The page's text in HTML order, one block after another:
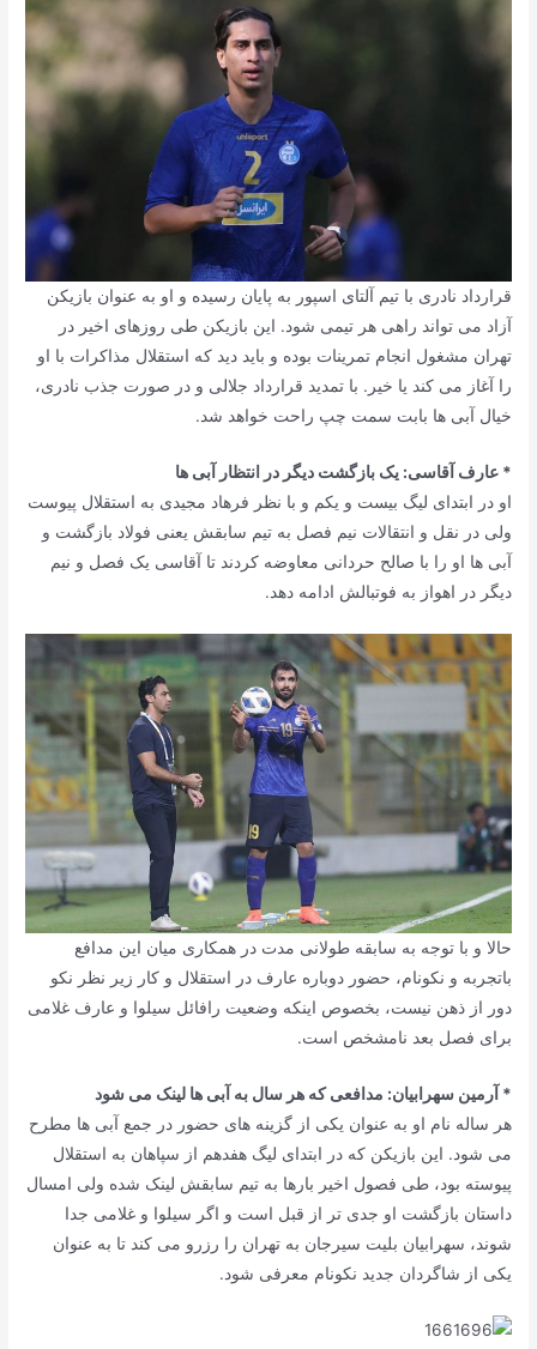
قرارداد نادری با تیم آلتای اسپور به پایان رسیده و او به عنوان بازیکن
آزاد می تواند راهی هر تیمی شود. این بازیکن طی روزهای اخیر در
تهران مشغول انجام تمرینات بوده و باید دید که استقلال مذاکرات با او
را آغاز می کند یا خیر. با تمدید قرارداد جلالی و در صورت جذب نادری،
خیال آبی ها بابت سمت چپ راحت خواهد شد.
* عارف آقاسی: یک بازگشت دیگر در انتظار آبی ها
او در ابتدای لیگ بیست و یکم و با نظر فرهاد مجیدی به استقلال پیوست
ولی در نقل و انتقالات نیم فصل به تیم سابقش یعنی فولاد بازگشت و
آبی ها او را با صالح حردانی معاوضه کردند تا آقاسی یک فصل و نیم
دیگر در اهواز به فوتبالش ادامه دهد.
حالا و با توجه به سابقه طولانی مدت در همکاری میان این مدافع
باتجربه و نکونام، حضور دوباره عارف در استقلال و کار زیر نظر نکو
دور از ذهن نیست، بخصوص اینکه وضعیت رافائل سیلوا و عارف غلامی
برای فصل بعد نامشخص است.
* آرمین سهرابیان: مدافعی که هر سال به آبی ها لینک می شود
هر ساله نام او به عنوان یکی از گزینه های حضور در جمع آبی ها مطرح
می شود. این بازیکن که در ابتدای لیگ هفدهم از سپاهان به استقلال
پیوسته بود، طی فصول اخیر بارها به تیم سابقش لینک شده ولی امسال
داستان بازگشت او جدی تر از قبل است و اگر سیلوا و غلامی جدا
شوند، سهرابیان بلیت سیرجان به تهران را رزرو می کند تا به عنوان
یکی از شاگردان جدید نکونام معرفی شود.